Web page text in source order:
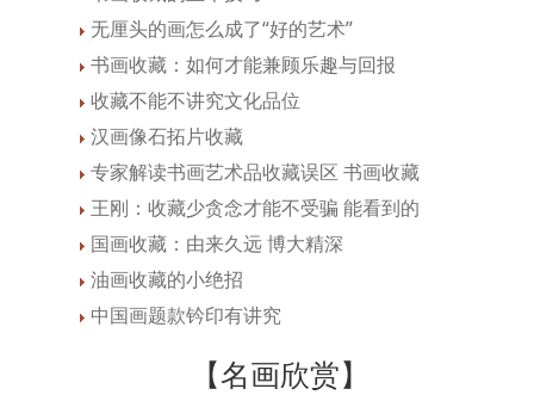
无厘头的画怎么成了“好的艺术”
书画收藏：如何才能兼顾乐趣与回报
收藏不能不讲究文化品位
汉画像石拓片收藏
专家解读书画艺术品收藏误区 书画收藏
王刚：收藏少贪念才能不受骗 能看到的
国画收藏：由来久远 博大精深
油画收藏的小绝招
中国画题款钤印有讲究
【名画欣赏】